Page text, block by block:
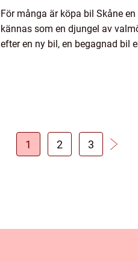
För många är köpa bil Skåne
kännas som en djungel av
efter en ny bil, en begagnad bil
1 2 3